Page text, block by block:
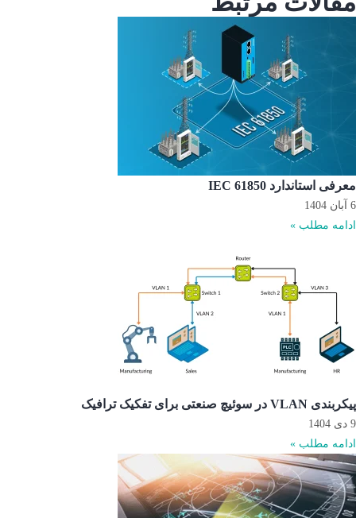
معرفی استاندارد IEC 61850
6 آبان 1404
ادامه مطلب »
پیکربندی VLAN در سوئیچ صنعتی برای تفکیک ترافیک
9 دی 1404
ادامه مطلب »